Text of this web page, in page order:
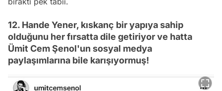
12. Hande Yener, kıskanç bir yapıya sahip
olduğunu her fırsatta dile getiriyor ve hatta
Ümit Cem Şenol'un sosyal medya
paylaşımlarına bile karışıyormuş!